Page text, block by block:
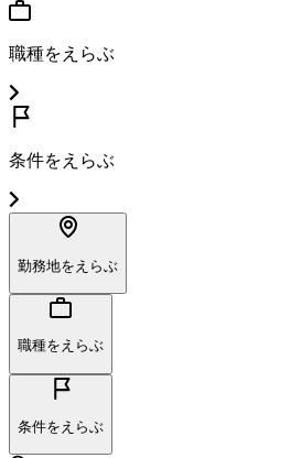
職種をえらぶ
条件をえらぶ
勤務地をえらぶ
職種をえらぶ
条件をえらぶ